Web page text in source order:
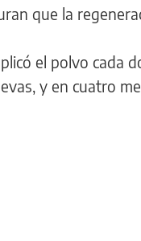
que la
el polvo cada
y en cuatro